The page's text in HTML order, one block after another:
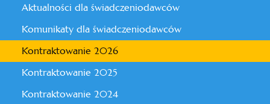
Aktualności dla świadczeniodawców
Komunikaty dla świadczeniodawców
Kontraktowanie 2026
Kontraktowanie 2025
Kontraktowanie 2024